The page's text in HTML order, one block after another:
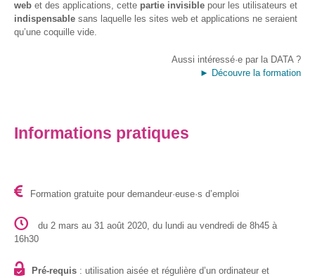
web et des applications, cette partie invisible pour les utilisateurs et
indispensable sans laquelle les sites web et applications ne seraient
qu’une coquille vide.
Aussi intéressé·e par la DATA ?
► Découvre la formation
Informations pratiques
Formation gratuite pour demandeur·euse·s d’emploi
du 2 mars au 31 août 2020, du lundi au vendredi de 8h45 à
16h30
Pré-requis : utilisation aisée et régulière d’un ordinateur et
DIGISTART
avec le
numérique
J’explore les
l’informatique
Electromécanicienne